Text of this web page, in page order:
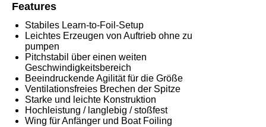
Features
Stabiles Learn-to-Foil-Setup
Leichtes Erzeugen von Auftrieb ohne zu
pumpen
Pitchstabil über einen weiten
Geschwindigkeitsbereich
Beeindruckende Agilität für die Größe
Ventilationsfreies Brechen der Spitze
Starke und leichte Konstruktion
Hochleistung / langlebig / stoßfest
Wing für Anfänger und Boat Foiling